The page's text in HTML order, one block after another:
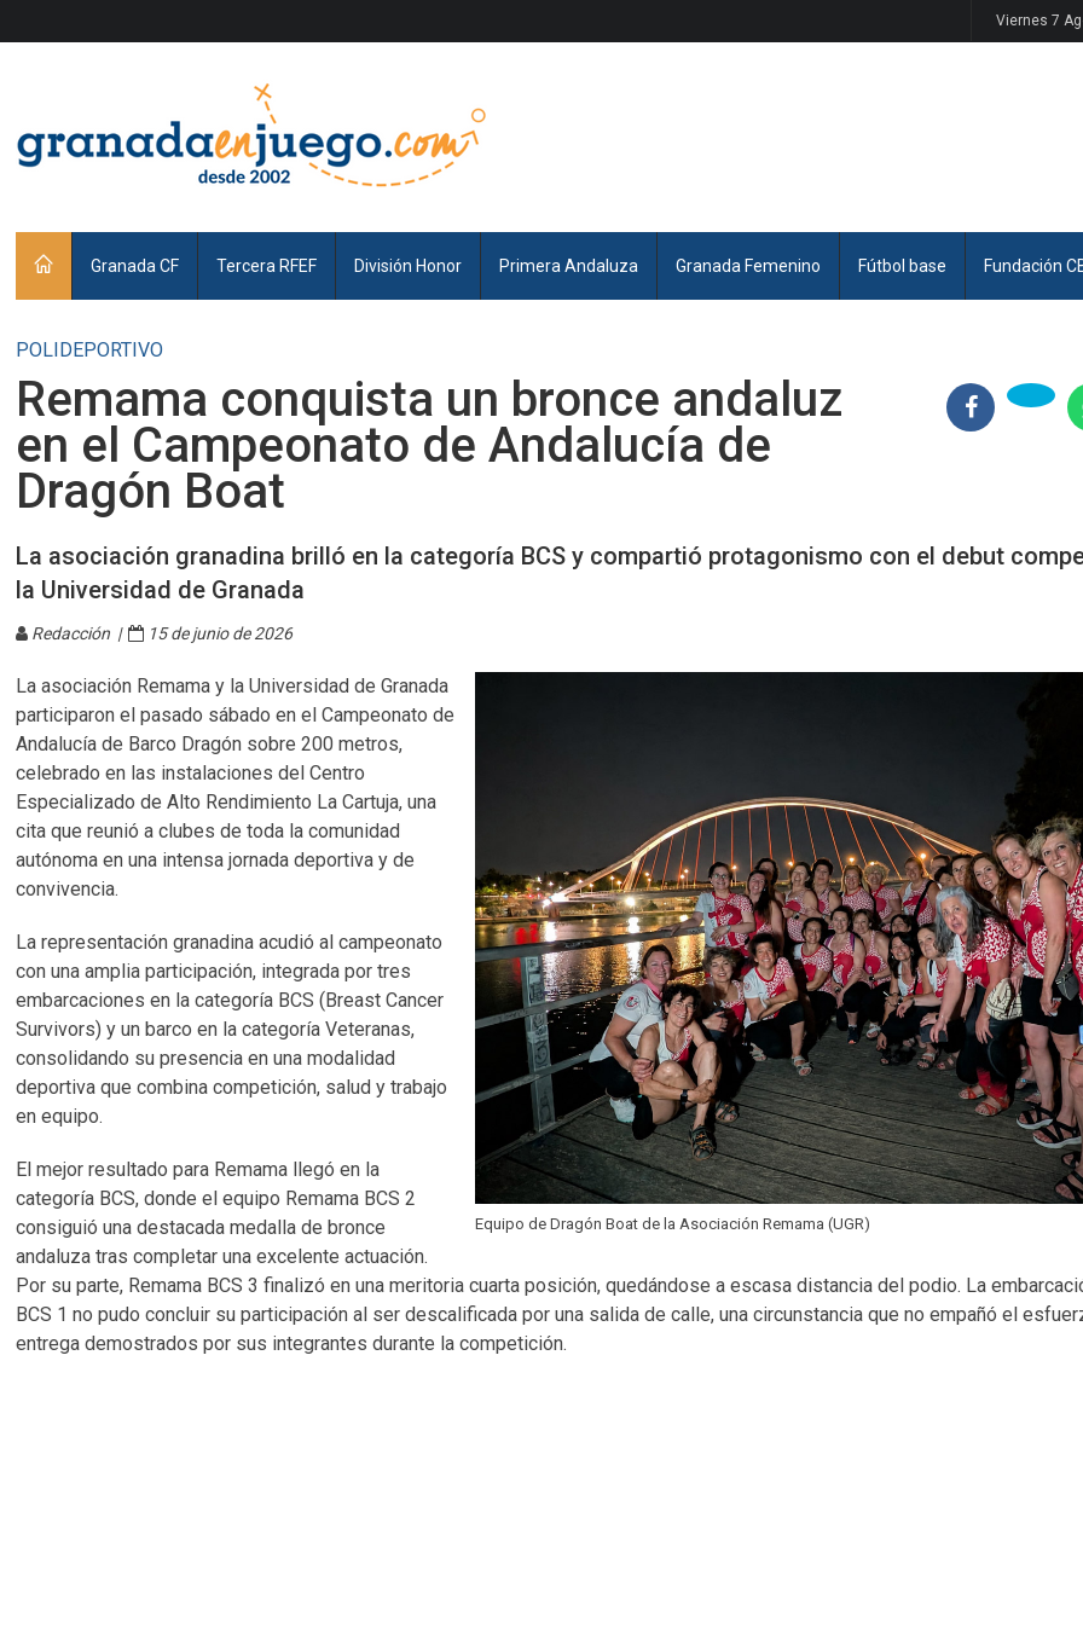
Viernes 7
Granada CF Tercera RFEF División Honor Primera Andaluza Granada Femenino Fútbol base Fundación
POLIDEPORTIVO
Remama conquista un bronce andaluz
en el Campeonato de Andalucía de
Dragón Boat
La asociación granadina brilló en la categoría BCS y compartió protagonismo con el debut
la Universidad de Granada
Redacción | 15 de junio de 2026
Equipo de Dragón Boat de la Asociación Remama (UGR)
La asociación Remama y la Universidad de Granada
participaron el pasado sábado en el Campeonato de
Andalucía de Barco Dragón sobre 200 metros,
celebrado en las instalaciones del Centro
Especializado de Alto Rendimiento La Cartuja, una
cita que reunió a clubes de toda la comunidad
autónoma en una intensa jornada deportiva y de
convivencia.
La representación granadina acudió al campeonato
con una amplia participación, integrada por tres
embarcaciones en la categoría BCS (Breast Cancer
Survivors) y un barco en la categoría Veteranas,
consolidando su presencia en una modalidad
deportiva que combina competición, salud y trabajo
en equipo.
El mejor resultado para Remama llegó en la
categoría BCS, donde el equipo Remama BCS 2
consiguió una destacada medalla de bronce
andaluza tras completar una excelente actuación.
Por su parte, Remama BCS 3 finalizó en una meritoria cuarta posición, quedándose a escasa distancia del podio. La
BCS 1 no pudo concluir su participación al ser descalificada por una salida de calle, una circunstancia que no empañó el
entrega demostrados por sus integrantes durante la competición.